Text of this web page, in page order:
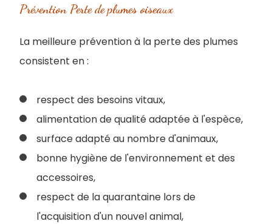
Prévention Perte de plumes oiseaux
La meilleure prévention à la perte des plumes
consistent en :
respect des besoins vitaux,
alimentation de qualité adaptée à l'espèce,
surface adapté au nombre d'animaux,
bonne hygiène de l'environnement et des
accessoires,
respect de la quarantaine lors de
l'acquisition d'un nouvel animal,